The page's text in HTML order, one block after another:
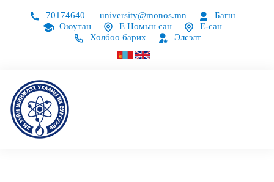
70174640 university@monos.mn
Багш
Оюутан
Е Номын сан
Е-сан
Холбоо барих
Элсэлт